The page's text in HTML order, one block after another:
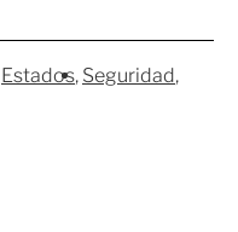
Estados Seguridad